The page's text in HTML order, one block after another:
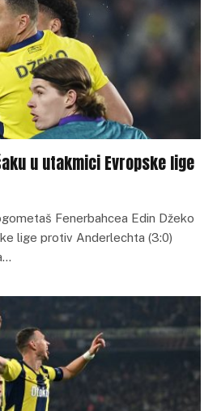
u utakmici Evropske lige
Fenerbahcea Edin Džeko
lige protiv Anderlechta (3:0)